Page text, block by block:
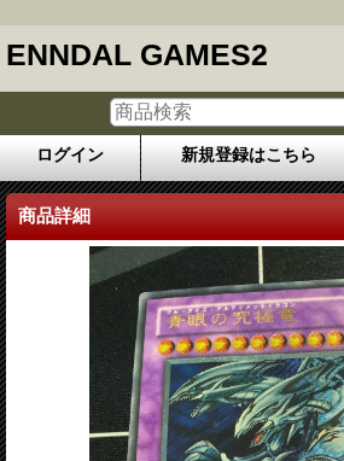
ENNDAL GAMES2
ログイン 新規登録はこちら
商品詳細